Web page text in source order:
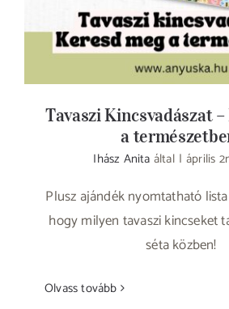
Tavaszi Kincsvadászat
a
Ihász Anita által | április
Plusz ajándék nyomtatható
hogy milyen tavaszi kincseket
séta közben!
Olvass tovább